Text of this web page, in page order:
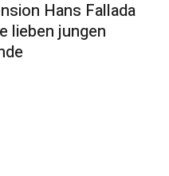
Hans Fallada
lieben jungen